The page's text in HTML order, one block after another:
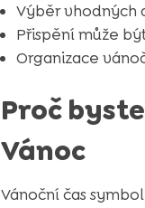
Výběr vhodných
Přispění může
Organizace
Proč
Vánoc
Vánoční čas